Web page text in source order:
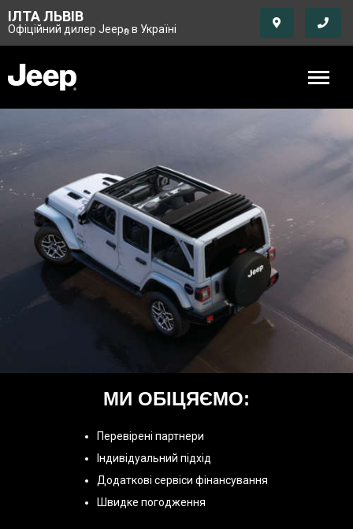
ІЛТА ЛЬВІВ
Офіційний дилер Jeep® в Україні
МИ ОБІЦЯЄМО:
Перевірені партнери
Індивідуальний підхід
Додаткові сервіси фінансування
Швидке погодження